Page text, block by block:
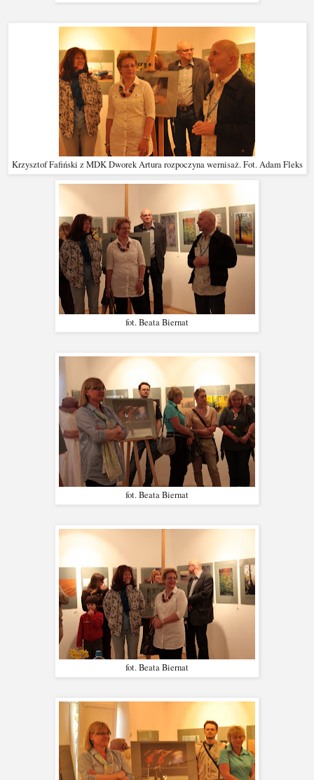
Krzysztof Fafiński z MDK Dworek Artura rozpoczyna wernisaż. Fot. Adam Fleks
fot. Beata Biernat
fot. Beata Biernat
fot. Beata Biernat